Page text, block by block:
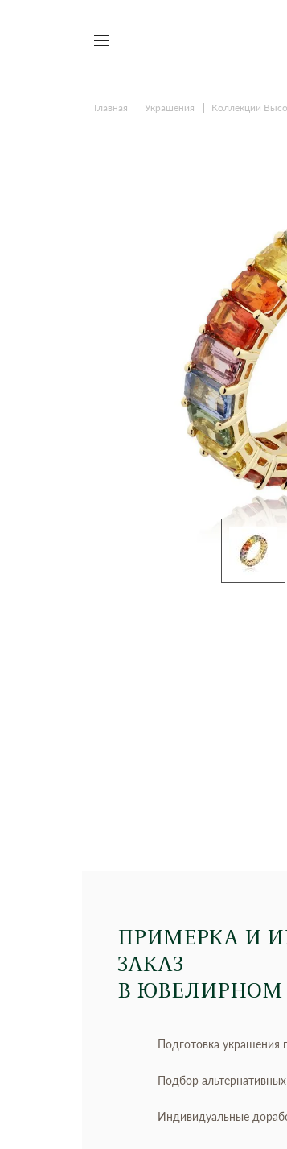
Главная Украшения Коллекции
ПРИМЕРКА И
ЗАКАЗ
В ЮВЕЛИРНОМ
Подготовка украшения
Подбор
Индивидуальные